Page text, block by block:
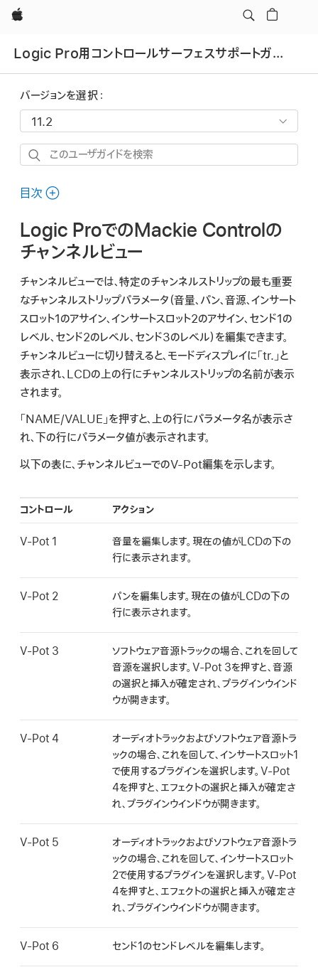
Apple
Logic Pro用コントロールサーフェスサポートガイド
バージョンを選択：
こ
ユ
ザ
ガ
ド
を
検
索
目次
Logic ProでのMackie Controlの
チャンネルビュー
チャンネルビューでは、特定のチャンネルストリップの最も重要
なチャンネルストリップパラメータ（音量、パン、音源、インサート
スロット1のアサイン、インサートスロット2のアサイン、センド1の
レベル、センド2のレベル、センド3のレベル）を編集できます。
チャンネルビューに切り替えると、モードディスプレイに「tr.」と
表示され、LCDの上の行にチャンネルストリップの名前が表示
されます。
「NAME/VALUE」を押すと、上の行にパラメータ名が表示さ
れ、下の行にパラメータ値が表示されます。
以下の表に、チャンネルビューでのV-Pot編集を示します。
コントロール アクション
V-Pot 1
音量を編集します。現在の値がLCDの下の
行に表示されます。
V-Pot 2
パンを編集します。現在の値がLCDの下の
行に表示されます。
V-Pot 3
ソフトウェア音源トラックの場合、これを回して
音源を選択します。V-Pot 3を押すと、音源
の選択と挿入が確定され、プラグインウインド
ウが開きます。
V-Pot 4
オーディオトラックおよびソフトウェア音源トラ
ックの場合、これを回して、インサートスロット1
で使用するプラグインを選択します。V-Pot
4を押すと、エフェクトの選択と挿入が確定さ
れ、プラグインウインドウが開きます。
V-Pot 5
オーディオトラックおよびソフトウェア音源トラ
ックの場合、これを回して、インサートスロット
2で使用するプラグインを選択します。V-Pot
4を押すと、エフェクトの選択と挿入が確定さ
れ、プラグインウインドウが開きます。
V-Pot 6 センド1のセンドレベルを編集します。